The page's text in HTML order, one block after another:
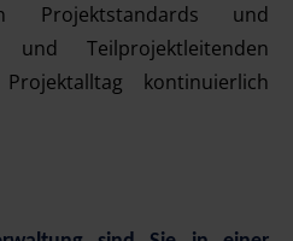
Projektstandards und
Teilprojektleitenden
kontinuierlich